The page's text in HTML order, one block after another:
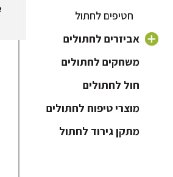
אוכל לחתול מסורס |
אוכל לייט לחתול
אוכל לחתול עם
בעיות בדרכי השתן
שימורים לחתול בוגר
שימורים לגורי
שימורים לחתול
מסורס
חטיפים לחתול
אביזרים לחתולים
ארגז חול לחתול
כלוב לחתול ותיקי
משחקים לחתולים
חול לחתולים
מוצרי טיפוח לחתולים
מתקן גירוד לחתול